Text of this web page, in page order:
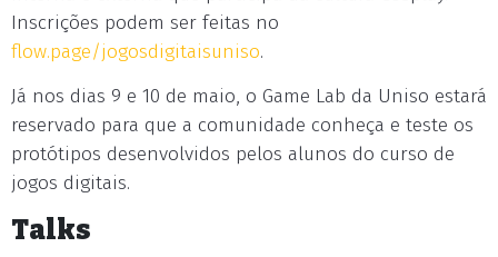
Inscrições podem ser feitas no
flow.page/jogosdigitaisuniso.
Já nos dias 9 e 10 de maio, o Game Lab da Uniso estará
reservado para que a comunidade conheça e teste os
protótipos desenvolvidos pelos alunos do curso de
jogos digitais.
Talks